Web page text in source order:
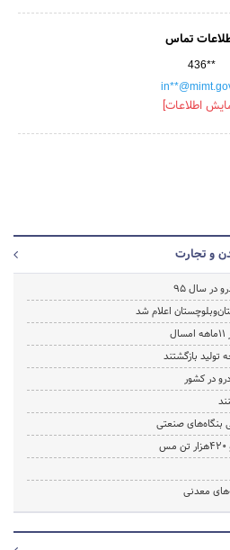
تماس
436**
اطلاعات]
و تجارت
در سال 95
اعلام شد